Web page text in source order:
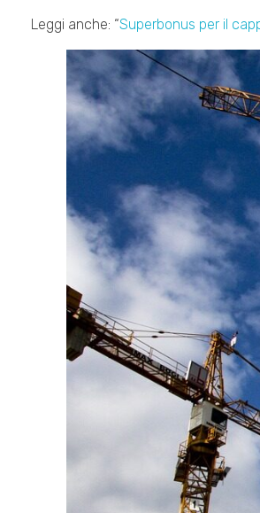
Leggi anche: “Superbonus per il